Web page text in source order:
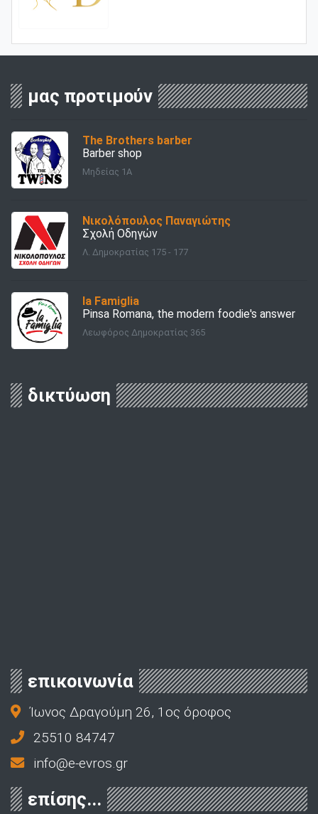
μας προτιμούν
The Brothers barber
Barber shop
Μηδείας 1Α
Νικολόπουλος Παναγιώτης
Σχολή Οδηγών
Λ. Δημοκρατίας 175 - 177
la Famiglia
Pinsa Romana, the modern foodie's answer
Λεωφόρος Δημοκρατίας 365
δικτύωση
επικοινωνία
Ίωνος Δραγούμη 26, 1ος όροφος
25510 84747
info@e-evros.gr
επίσης...